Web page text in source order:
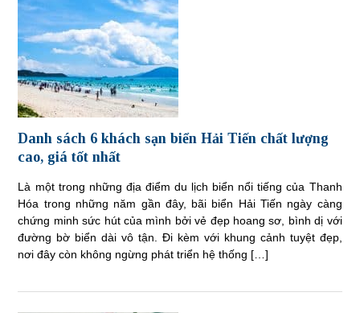
Danh sách 6 khách sạn biển Hải Tiến chất lượng
cao, giá tốt nhất
Là một trong những địa điểm du lịch biển nổi tiếng của Thanh
Hóa trong những năm gần đây, bãi biển Hải Tiến ngày càng
chứng minh sức hút của mình bởi vẻ đẹp hoang sơ, bình dị với
đường bờ biển dài vô tận. Đi kèm với khung cảnh tuyệt đẹp,
nơi đây còn không ngừng phát triển hệ thống […]